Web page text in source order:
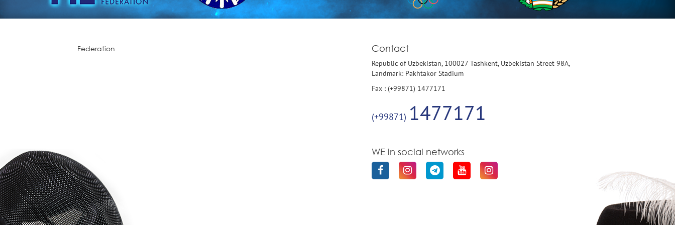
Federation Contact
Republic of Uzbekistan, 100027 Tashkent, Uzbekistan Street 98A,
Landmark: Pakhtakor Stadium
Fax : (+99871) 1477171
(+99871) 1477171
WE in social networks